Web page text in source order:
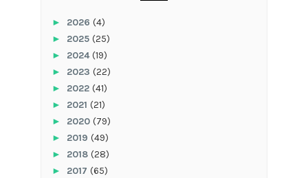
► 2026 (4)
► 2025 (25)
► 2024(19)
► 2023 (22)
► 2022 (41)
► 2021 (21)
► 2020 (79)
► 2019 (49)
► 2018 (28)
► 2017 (65)